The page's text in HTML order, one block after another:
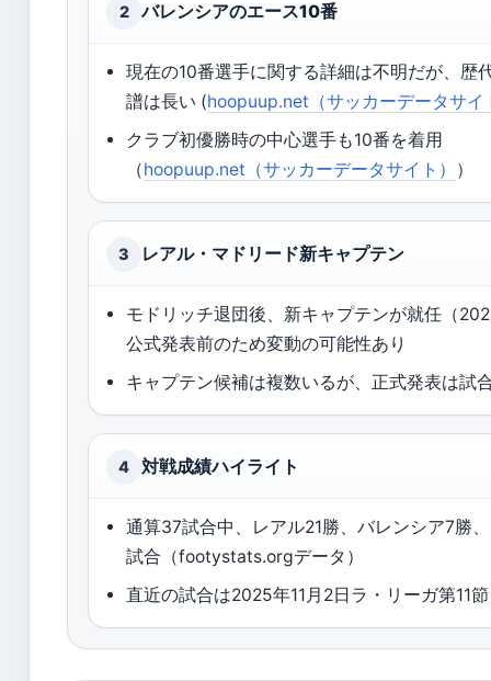
2 バレンシアのエース10番
現在の10番選手に関する詳細は不明だが、歴
譜は長い (hoopuup.net（サッカーデータサイ
クラブ初優勝時の中心選手も10番を着用
（hoopuup.net（サッカーデータサイト） ）
3 レアル・マドリード新キャプテン
モドリッチ退団後、新キャプテンが就任（
公式発表前のため変動の可能性あり
キャプテン候補は複数いるが、正式発表は試
4 対戦成績ハイライト
通算37試合中、レアル21勝、バレンシア7勝
試合（footystats.orgデータ）
直近の試合は2025年11月2日ラ・リーガ第11節